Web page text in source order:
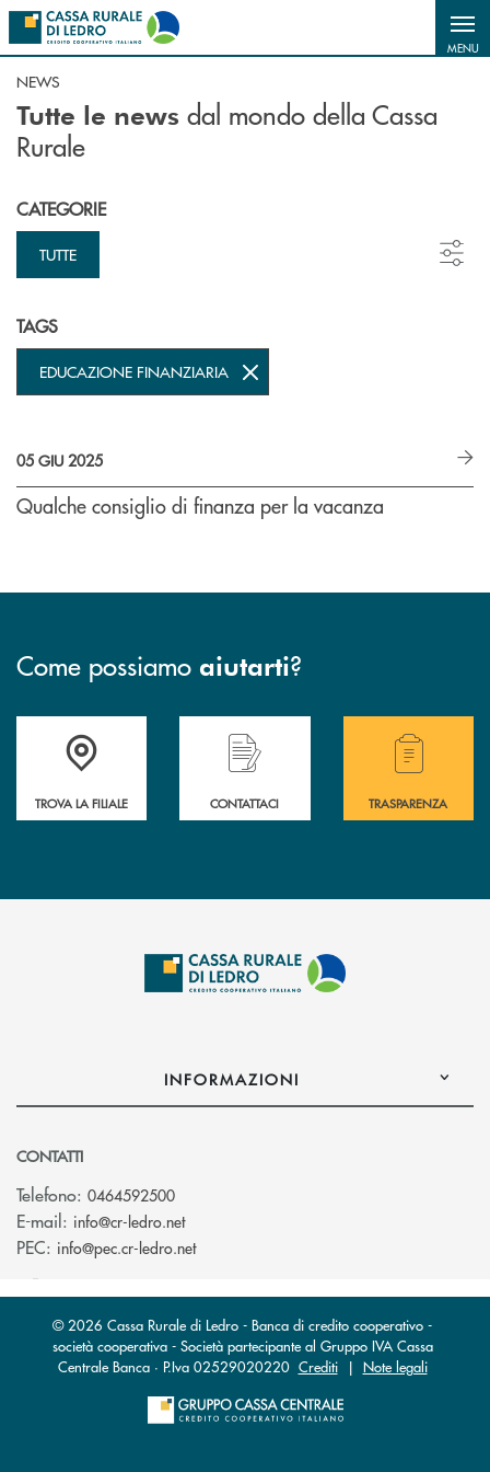
Salta al contenuto principale
MENU
NEWS
Tutte le news dal mondo della Cassa
Rurale
CATEGORIE
TUTTE
TAGS
EDUCAZIONE FINANZIARIA
05 GIU 2025
Qualche consiglio di finanza per la vacanza
Come possiamo aiutarti?
Accedi all' elenco completo delle filiali .
TROVA LA FILIALE
Hai bisogno di assistenza immediata?
CONTATTACI
Hai bisogno di
TRASPARENZA
INFORMAZIONI
CONTATTI
Telefono: 0464592500
E-mail: info@cr-ledro.net(si apre l’app di posta elettronica)
PEC: info@pec.cr-ledro.net(si apre l’app di posta elettronica)
© 2026 Cassa Rurale di Ledro - Banca di credito cooperativo -
società cooperativa - Società partecipante al Gruppo IVA Cassa
Centrale Banca · P.Iva 02529020220 Crediti| Note legali